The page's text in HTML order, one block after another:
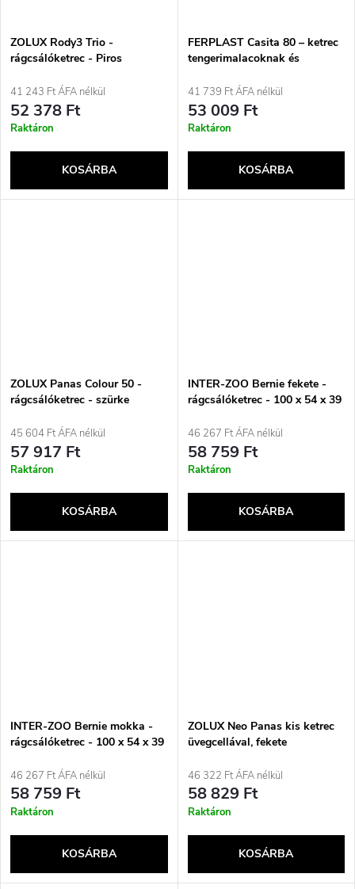
ZOLUX Rody3 Trio -
rágcsálóketrec - Piros
41 243 Ft ÁFA nélkül
52 378 Ft
Raktáron
KOSÁRBA
FERPLAST Casita 80 – ketrec
tengerimalacoknak és
41 739 Ft ÁFA nélkül
53 009 Ft
Raktáron
KOSÁRBA
ZOLUX Panas Colour 50 -
rágcsálóketrec - szürke
45 604 Ft ÁFA nélkül
57 917 Ft
Raktáron
KOSÁRBA
INTER-ZOO Bernie fekete -
rágcsálóketrec - 100 x 54 x 39
46 267 Ft ÁFA nélkül
58 759 Ft
Raktáron
KOSÁRBA
INTER-ZOO Bernie mokka -
rágcsálóketrec - 100 x 54 x 39
46 267 Ft ÁFA nélkül
58 759 Ft
Raktáron
KOSÁRBA
ZOLUX Neo Panas kis ketrec
üvegcellával, fekete
46 322 Ft ÁFA nélkül
58 829 Ft
Raktáron
KOSÁRBA